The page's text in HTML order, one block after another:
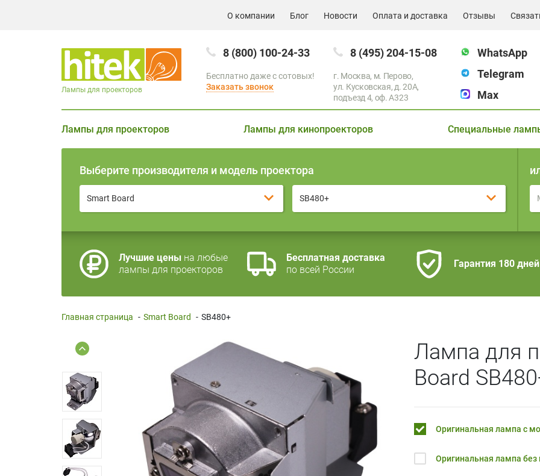
О компании Блог Новости Оплата и доставка Отзывы
8 (800) 100-24-33
Бесплатно даже с сотовых!
Заказать звонок
8 (495) 204-15-08
г. Москва, м. Перово,
ул. Кусковская, д. 20А,
подъезд 4, оф. A323
WhatsApp
Telegram
Max
Лампы для проекторов
Лампы для проекторов Лампы для кинопроекторов Специальные
Выберите производителя и модель проектора
Smart Board SB480+
Лучшие цены на любые
лампы для проекторов
Бесплатная доставка
по всей России
Гарантия 180 дней
Главная страница - Smart Board - SB480+
Лампа для
Board
Оригинальная лампа с
Оригинальная лампа без